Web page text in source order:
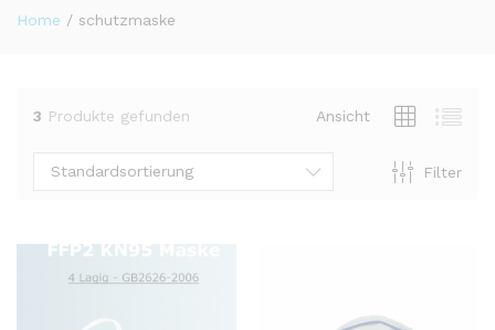
Home / schutzmaske
3 Produkte gefunden Ansicht
Filter
Standardsortierung